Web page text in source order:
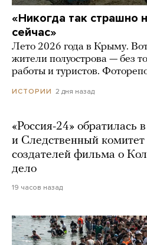
«Никогда так страшно
сейчас»
Лето 2026 года в Крыму.
жители полуострова — без
работы и туристов.
ИСТОРИИ 2 дня назад
«Россия-24» обратилась
и Следственный комитет
создателей фильма о
дело
19 часов назад